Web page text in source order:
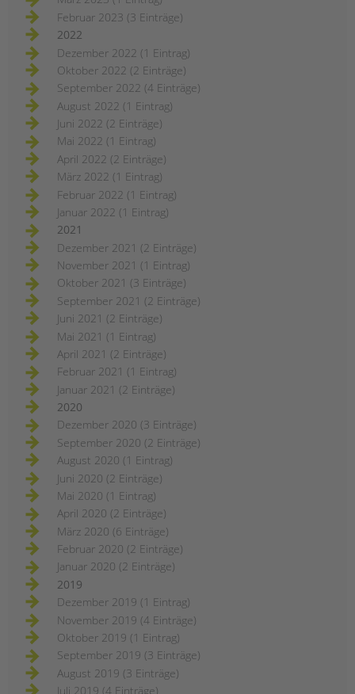
Februar 2023 (3 Einträge)
2022
Dezember 2022 (1 Eintrag)
Oktober 2022 (2 Einträge)
September 2022 (4 Einträge)
August 2022 (1 Eintrag)
Juni 2022 (2 Einträge)
Mai 2022 (1 Eintrag)
April 2022 (2 Einträge)
März 2022 (1 Eintrag)
Februar 2022 (1 Eintrag)
Januar 2022 (1 Eintrag)
2021
Dezember 2021 (2 Einträge)
November 2021 (1 Eintrag)
Oktober 2021 (3 Einträge)
September 2021 (2 Einträge)
Juni 2021 (2 Einträge)
Mai 2021 (1 Eintrag)
April 2021 (2 Einträge)
Februar 2021 (1 Eintrag)
Januar 2021 (2 Einträge)
2020
Dezember 2020 (3 Einträge)
September 2020 (2 Einträge)
August 2020 (1 Eintrag)
Juni 2020 (2 Einträge)
Mai 2020 (1 Eintrag)
April 2020 (2 Einträge)
März 2020 (6 Einträge)
Februar 2020 (2 Einträge)
Januar 2020 (2 Einträge)
2019
Dezember 2019 (1 Eintrag)
November 2019 (4 Einträge)
Oktober 2019 (1 Eintrag)
September 2019 (3 Einträge)
August 2019 (3 Einträge)
Juli 2019 (4 Einträge)